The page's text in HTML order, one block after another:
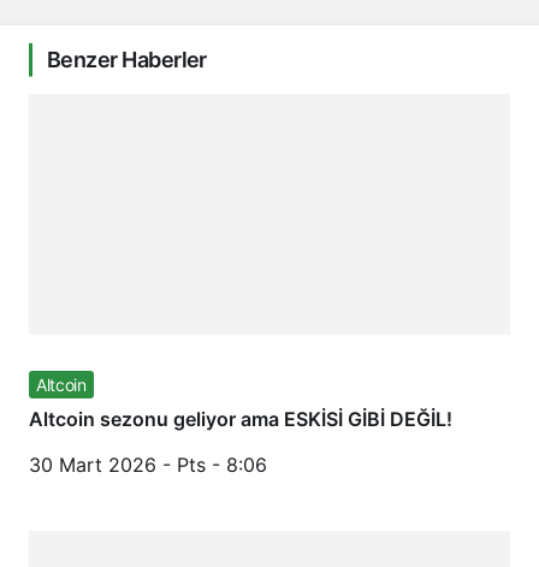
Benzer Haberler
Altcoin
Altcoin sezonu geliyor ama ESKİSİ GİBİ DEĞİL!
30 Mart 2026 - Pts - 8:06